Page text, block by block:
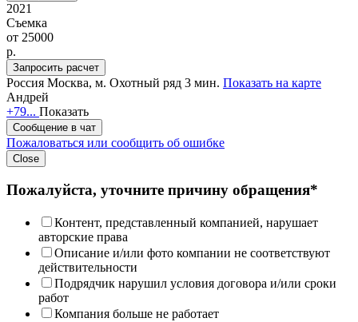
2021
Съемка
от 25000
p.
Запросить расчет
Россия Москва, м. Охотный ряд 3 мин. Показать на карте
Андрей
+79... Показать
Сообщение в чат
Пожаловаться или сообщить об ошибке
Close
Пожалуйста, уточните причину обращения*
Контент, представленный компанией, нарушает
авторские права
Описание и/или фото компании не соответствуют
действительности
Подрядчик нарушил условия договора и/или сроки
работ
Компания больше не работает